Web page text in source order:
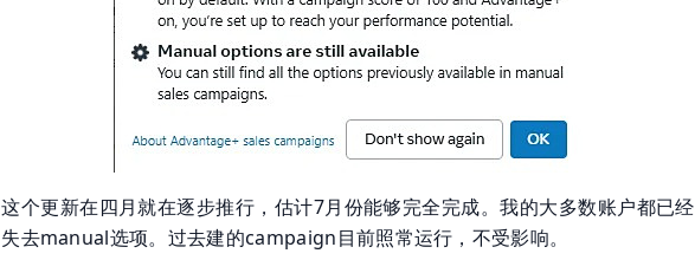
这个更新在四月就在逐步推行，估计7月份能够完全完成。我的大多数账户都已经
失去manual选项。过去建的campaign目前照常运行，不受影响。